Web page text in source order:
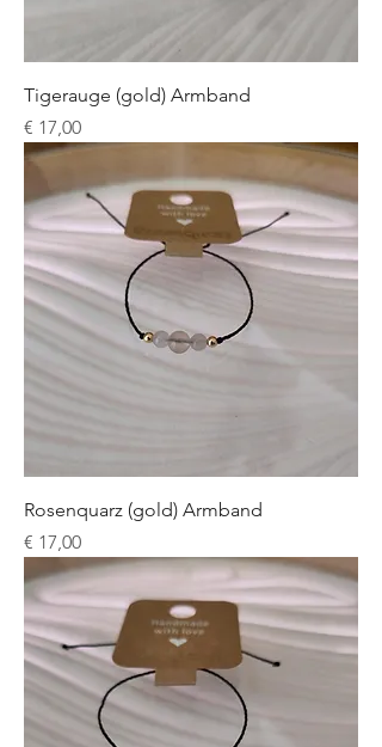
Tigerauge (gold) Armband
Preis
€ 17,00
Rosenquarz (gold) Armband
Preis
€ 17,00